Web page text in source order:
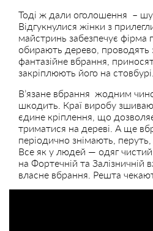
Тоді ж дали оголошення –
Відгукнулися жінки з
майстринь забезпечує фірма
обирають дерево, проводять
фантазійне вбрання,
закріплюють його на стовбурі.
В’язане вбрання жодним
шкодить. Краї виробу
єдине кріплення, що
триматися на дереві. А ще
періодично знімають,
Все як у людей — одяг
на Фортечній та
власне вбрання. Решта